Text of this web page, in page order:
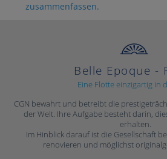
zusammenfassen.
Belle Epoque -
Eine Flotte einzigartig in
CGN bewahrt und betreibt die
der Welt. Ihre Aufgabe besteht darin,
erhalten.
Im Hinblick darauf ist die Gesellschaft
renovieren und möglichst